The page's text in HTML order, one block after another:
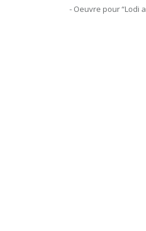
- Oeuvre pour “Lodi